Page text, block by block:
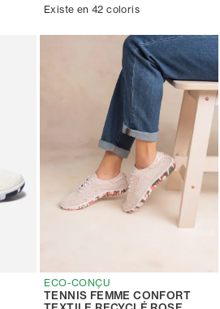
Existe en 42 coloris
ECO-CONÇU
TENNIS FEMME CONFORT